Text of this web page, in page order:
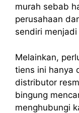
murah sebab
perusahaan
sendiri
Melainkan,
tiens ini hanya
distributor
bingung
menghubungi